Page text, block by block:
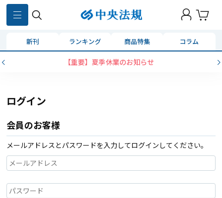
新刊 ランキング 商品特集 コラム
【重要】夏季休業のお知らせ
ログイン
会員のお客様
メールアドレスとパスワードを入力してログインしてください。